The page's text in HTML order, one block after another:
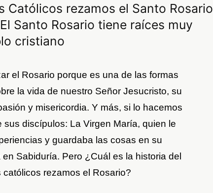
Católicos rezamos el Santo Rosario
Santo Rosario tiene raíces muy
cristiano
el Rosario porque es una de las formas
la vida de nuestro Señor Jesucristo, su
y misericordia. Y más, si lo hacemos
discípulos: La Virgen María, quien le
y guardaba las cosas en su
Sabiduría. Pero ¿Cuál es la historia del
rezamos el Rosario?